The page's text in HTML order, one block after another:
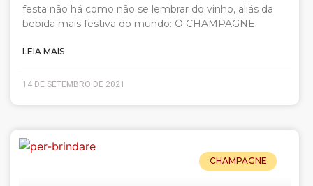
festa não há como não se lembrar do vinho, aliás da
bebida mais festiva do mundo: O CHAMPAGNE.
LEIA MAIS
14 DE SETEMBRO DE 2021
CHAMPAGNE